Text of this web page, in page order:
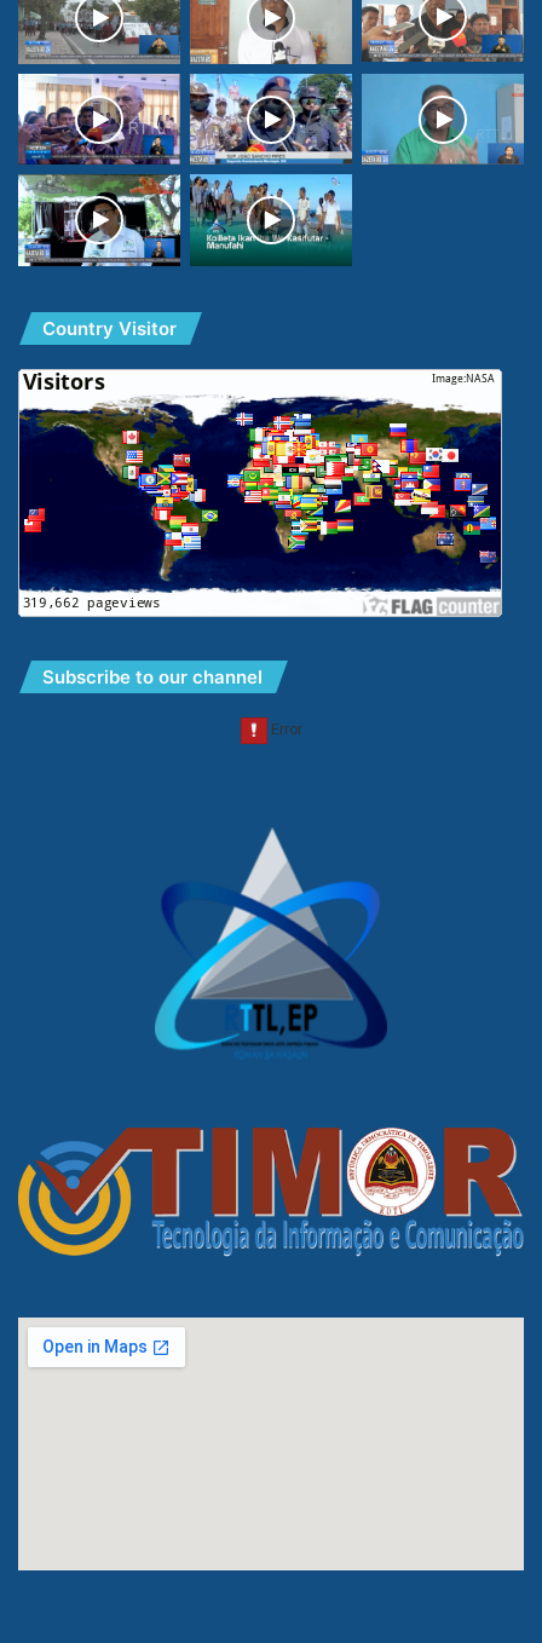
Country Visitor
Subscribe to our channel